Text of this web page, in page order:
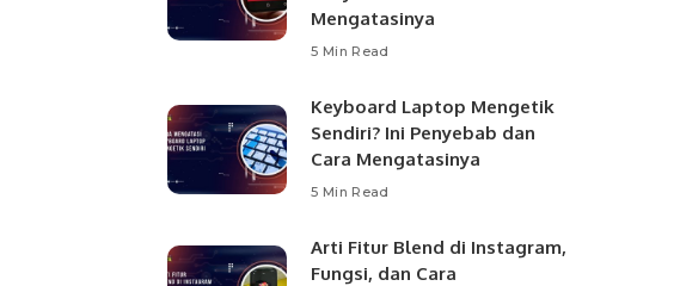
Mengatasinya
5 Min Read
Keyboard Laptop Mengetik
Sendiri? Ini Penyebab dan
Cara Mengatasinya
5 Min Read
Arti Fitur Blend di Instagram,
Fungsi, dan Cara